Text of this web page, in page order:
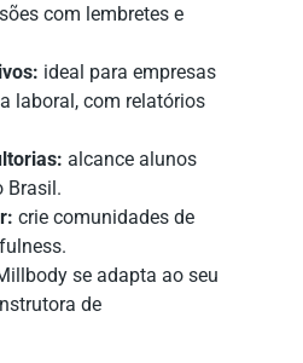
com lembretes e
ideal para empresas
laboral, com relatórios
alcance alunos
Brasil.
crie comunidades de
se adapta ao seu
de